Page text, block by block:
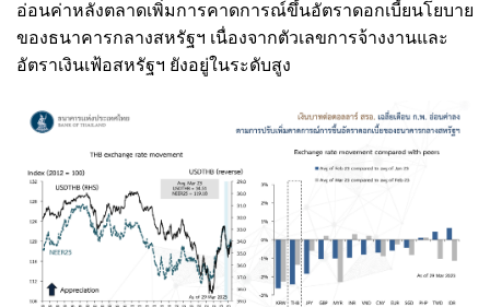
อ่อนค่าหลังตลาดเพิ่มการคาดการณ์ขึ้นอัตราดอกเบี้ยนโยบาย
ของธนาคารกลางสหรัฐฯ เนื่องจากตัวเลขการจ้างงานและ
อัตราเงินเฟ้อสหรัฐฯ ยังอยู่ในระดับสูง